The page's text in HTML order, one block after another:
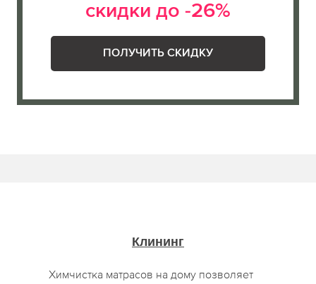
скидки до -26%
ПОЛУЧИТЬ СКИДКУ
Клининг
Химчистка матрасов на дому позволяет